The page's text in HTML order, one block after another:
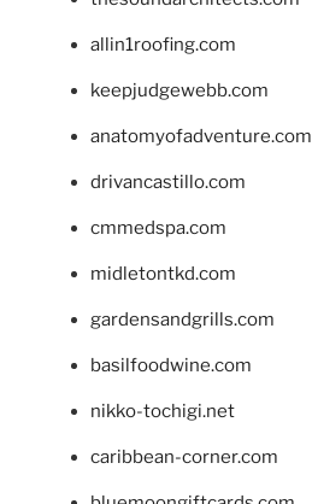
allin1roofing.com
keepjudgewebb.com
anatomyofadventure.com
drivancastillo.com
cmmedspa.com
midletontkd.com
gardensandgrills.com
basilfoodwine.com
nikko-tochigi.net
caribbean-corner.com